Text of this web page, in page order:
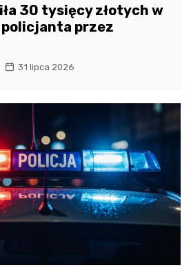
30 tysięcy złotych w
przez
31 lipca 2026